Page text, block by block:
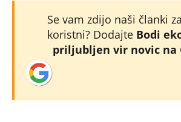
Se vam zdijo naši članki
koristni? Dodajte Bodi
priljubljen vir novic na